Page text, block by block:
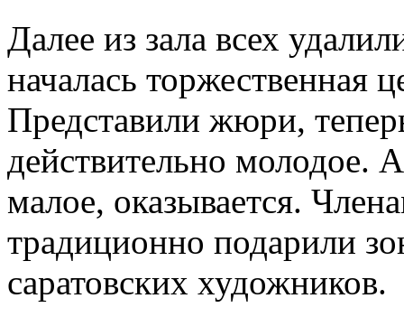
Далее из зала всех
началась торжественная
Представили жюри,
действительно
малое, оказывается.
традиционно подарили
саратовских художников.